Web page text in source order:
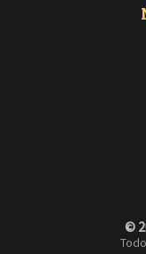
Soy un picao,
pide a otro
Llevo dos días
ellos son
©